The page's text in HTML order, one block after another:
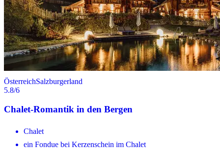
ÖsterreichSalzburgerland
5.8/6
Chalet-Romantik in den Bergen
Chalet
ein Fondue bei Kerzenschein im Chalet